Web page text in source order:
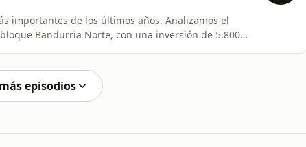
importantes de los últimos años. Analizamos el
Bandurria Norte, con una inversión de 5.800
episodios